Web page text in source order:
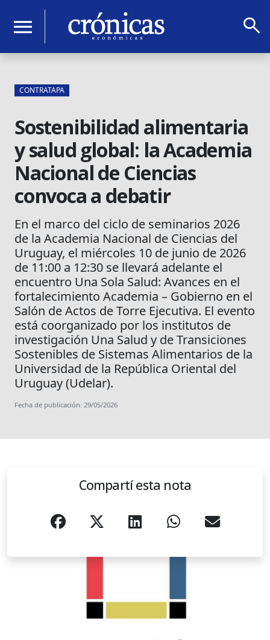
menu search
CONTRATAPA
Sostenibilidad alimentaria
y salud global: la Academia
Nacional de Ciencias
convoca a debatir
En el marco del ciclo de seminarios 2026
de la Academia Nacional de Ciencias del
Uruguay, el miércoles 10 de junio de 2026
de 11:00 a 12:30 se llevará adelante el
encuentro Una Sola Salud: Avances en el
fortalecimiento Academia – Gobierno en el
Salón de Actos de Torre Ejecutiva. El evento
está coorganizado por los institutos de
investigación Una Salud y de Transiciones
Sostenibles de Sistemas Alimentarios de la
Universidad de la República Oriental del
Uruguay (Udelar).
Fecha de publicación: 29/05/2026
Compartí esta nota